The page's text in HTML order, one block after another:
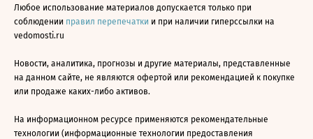
Любое использование материалов допускается только при
соблюдении правил перепечатки и при наличии гиперссылки на
vedomosti.ru
Новости, аналитика, прогнозы и другие материалы, представленные
на данном сайте, не являются офертой или рекомендацией к покупке
или продаже каких-либо активов.
На информационном ресурсе применяются рекомендательные
технологии (информационные технологии предоставления